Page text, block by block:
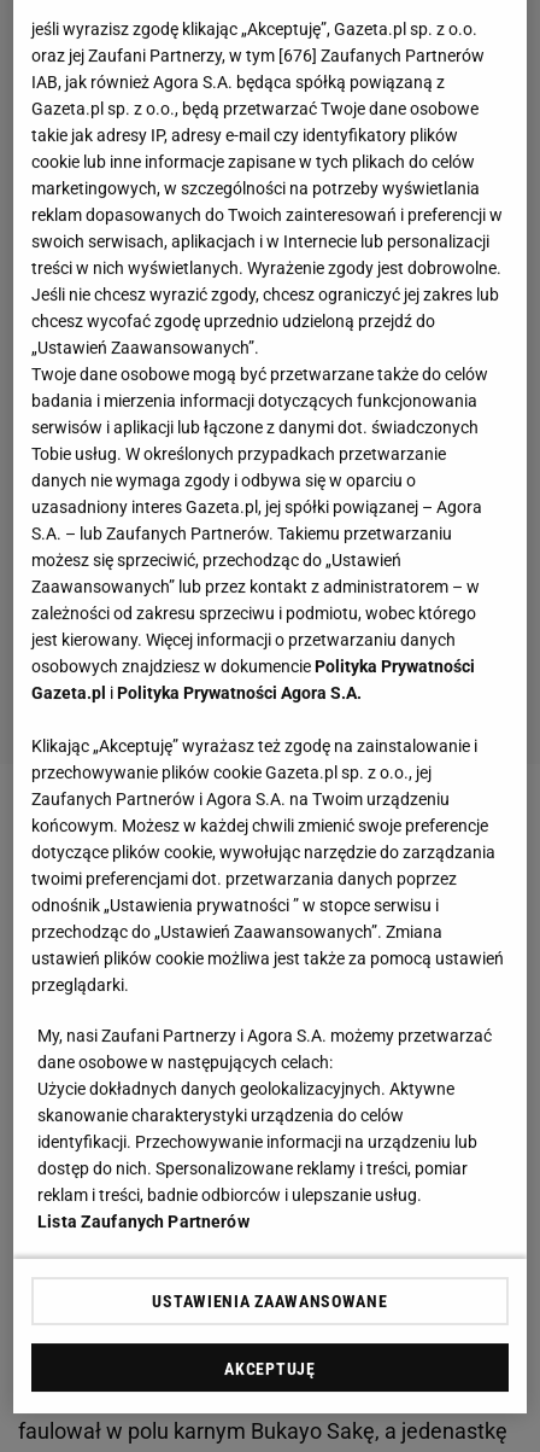
Zobacz wideoRodri nie zasłużył na Złota Piłkę?
Żelazny: Popatrzcie sobie na Manchester City bez
niego
Polski mecz w Londynie. Padło aż siedem goli
W sobotę Polak znów miał okazję mierzyć się ze
słynnym klubem. Na London Stadium przyjechał
Arsenal, w którym Fabiański przed laty występował.
To nie było jednak sentymentalne spotkanie, a
zderzenie z ofensywnym walcem Mikela Artety.
Już w 10. minucie goście objęli prowadzenie.
Dośrodkowanie z rzutu rożnego na gola zamienił
Gabriel Magalhaes. Arsenal, jak się później okazało,
rozpoczął tym samym strzelecką kanonadę. W 27.
minucie kombinacyjną akcję wykończył Leandro
Trossard. Siedem minut później Lucas Paqueta
faulował w polu karnym Bukayo Sakę, a jedenastkę
jeśli wyrazisz zgodę klikając „Akceptuję”, Gazeta.pl sp. z o.o.
oraz jej Zaufani Partnerzy, w tym [676] Zaufanych Partnerów
IAB, jak również Agora S.A. będąca spółką powiązaną z
Gazeta.pl sp. z o.o., będą przetwarzać Twoje dane osobowe
takie jak adresy IP, adresy e-mail czy identyfikatory plików
cookie lub inne informacje zapisane w tych plikach do celów
marketingowych, w szczególności na potrzeby wyświetlania
reklam dopasowanych do Twoich zainteresowań i preferencji w
swoich serwisach, aplikacjach i w Internecie lub personalizacji
treści w nich wyświetlanych. Wyrażenie zgody jest dobrowolne.
Jeśli nie chcesz wyrazić zgody, chcesz ograniczyć jej zakres lub
chcesz wycofać zgodę uprzednio udzieloną przejdź do
„Ustawień Zaawansowanych”.
Twoje dane osobowe mogą być przetwarzane także do celów
badania i mierzenia informacji dotyczących funkcjonowania
serwisów i aplikacji lub łączone z danymi dot. świadczonych
Tobie usług. W określonych przypadkach przetwarzanie
danych nie wymaga zgody i odbywa się w oparciu o
uzasadniony interes Gazeta.pl, jej spółki powiązanej – Agora
S.A. – lub Zaufanych Partnerów. Takiemu przetwarzaniu
możesz się sprzeciwić, przechodząc do „Ustawień
Zaawansowanych” lub przez kontakt z administratorem – w
zależności od zakresu sprzeciwu i podmiotu, wobec którego
jest kierowany. Więcej informacji o przetwarzaniu danych
osobowych znajdziesz w dokumenciePolityka Prywatności
Gazeta.pl iPolityka Prywatności Agora S.A.
Klikając „Akceptuję” wyrażasz też zgodę na zainstalowanie i
przechowywanie plików cookie Gazeta.pl sp. z o.o., jej
Zaufanych Partnerów i Agora S.A. na Twoim urządzeniu
końcowym. Możesz w każdej chwili zmienić swoje preferencje
dotyczące plików cookie, wywołując narzędzie do zarządzania
twoimi preferencjami dot. przetwarzania danych poprzez
odnośnik „Ustawienia prywatności ” w stopce serwisu i
przechodząc do „Ustawień Zaawansowanych”. Zmiana
ustawień plików cookie możliwa jest także za pomocą ustawień
przeglądarki.
My, nasi Zaufani Partnerzy i Agora S.A. możemy przetwarzać
dane osobowe w następujących celach:
Użycie dokładnych danych geolokalizacyjnych. Aktywne
skanowanie charakterystyki urządzenia do celów
identyfikacji. Przechowywanie informacji na urządzeniu lub
dostęp do nich. Spersonalizowane reklamy i treści, pomiar
reklam i treści, badnie odbiorców i ulepszanie usług.
Lista Zaufanych Partnerów
USTAWIENIA ZAAWANSOWANE
AKCEPTUJĘ